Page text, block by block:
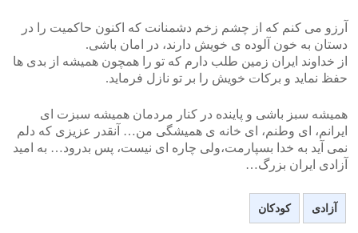
آرزو می کنم که از چشم زخم دشمنانت که اکنون حاکمیت را در
دستان به خون آلوده ی خویش دارند، در امان باشی.
از خداوند ایران زمین طلب دارم که تو را همچون همیشه از بدی ها
حفظ نماید و برکات خویش را بر تو نازل فرماید.
همیشه سبز باشی و پاینده در کنار مردمان همیشه سبزت ای
ایرانم، ای وطنم، ای خانه ی همیشگی من… آنقدر عزیزی که دلم
نمی آید به خدا بسپارمت،ولی چاره ای نیست، پس بدرود… به امید
آزادی ایران بزرگ…
آزادی کودکان